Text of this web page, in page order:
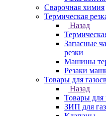
Сварочная химия
Термическая
Назад
Запасные
резки
Машины
Резаки
Товары для
Назад
Товары для
ЗИП для